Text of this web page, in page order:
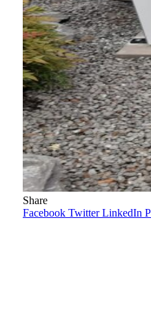
Share
Facebook Twitter LinkedIn